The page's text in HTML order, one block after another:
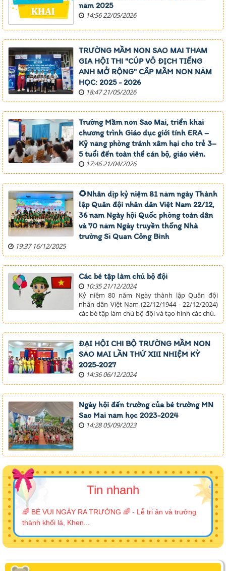
năm 2025
14:56 22/05/2026
TRƯỜNG MẦM NON SAO MAI THAM
GIA HỘI THI "CÚP VÔ ĐỊCH TIẾNG
ANH MỞ RỘNG" CẤP MẦM NON NĂM
HỌC: 2025 - 2026
18:47 21/05/2026
Trường Mầm non Sao Mai, triển khai
chương trình Giáo dục giới tính ERA –
Kỹ năng phòng tránh xâm hại cho trẻ 3–
5 tuổi đến toàn thể cán bộ, giáo viên.
17:46 21/04/2026
🌻Nhân dịp kỷ niệm 81 năm ngày Thành
lập Quân đội nhân dân Việt Nam 22/12,
36 năm Ngày hội Quốc phòng toàn dân
và 70 năm Ngày truyền thống Nhà
trường Sĩ Quan Công Binh
19:37 16/12/2025
Các bé tập làm chú bộ đội
10:35 21/12/2024
Kỷ niệm 80 năm Ngày thành lập Quân đội
nhân dân Việt Nam (22/12/1944 - 22/12/2024)
các bé tập làm chú bộ đội và tạo hình các chú.
ĐẠI HỘI CHI BỘ TRƯỜNG MẦM NON
SAO MAI LẦN THỨ XIII NHIỆM KỲ
2025-2027
14:36 06/12/2024
Ngày hội đến trường của bé trường MN
Sao Mai năm học 2023-2024
14:28 05/09/2023
Tin nhanh
🌈 BÉ VUI NGÀY RA TRƯỜNG 🌈 - Lễ tri ân và trưởng
thành khối lá, Khen...